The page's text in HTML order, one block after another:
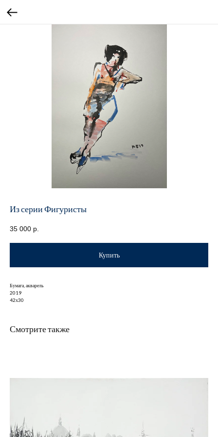
Из серии Фигуристы
35 000 р.
Купить
Бумага, акварель
2019
42х30
Смотрите также